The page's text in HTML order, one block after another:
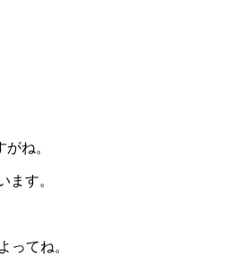
ね。
ます。
ってね。